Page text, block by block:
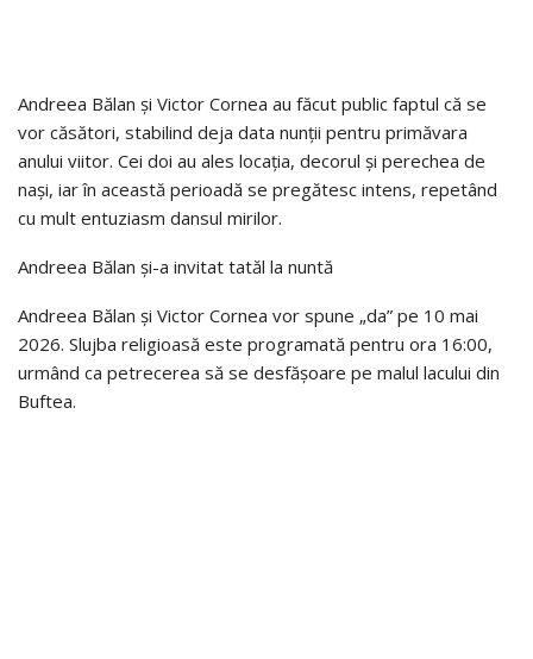
Andreea Bălan și Victor Cornea au făcut public faptul că se
vor căsători, stabilind deja data nunții pentru primăvara
anului viitor. Cei doi au ales locația, decorul și perechea de
nași, iar în această perioadă se pregătesc intens, repetând
cu mult entuziasm dansul mirilor.
Andreea Bălan și-a invitat tatăl la nuntă
Andreea Bălan și Victor Cornea vor spune „da” pe 10 mai
2026. Slujba religioasă este programată pentru ora 16:00,
urmând ca petrecerea să se desfășoare pe malul lacului din
Buftea.